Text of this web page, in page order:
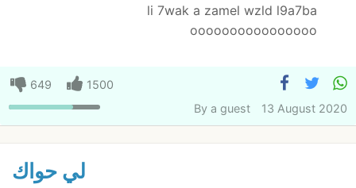
li 7wak a zamel wzld l9a7ba
oooooooooooooooo
649
1500
By a guest 13 August 2020
لي حواك